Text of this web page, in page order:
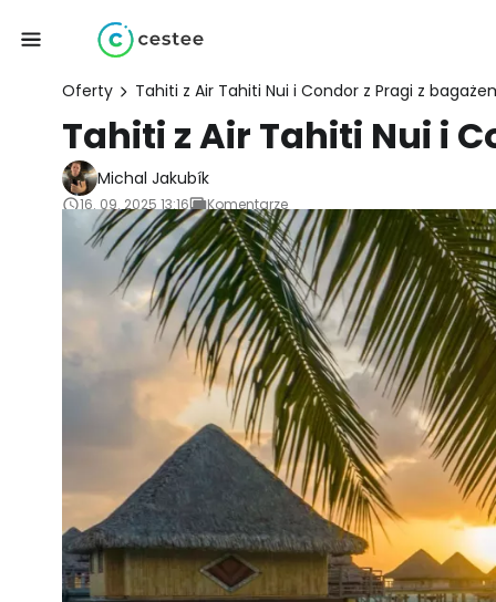
Oferty Tahiti z Air Tahiti Nui i Condor z Pragi z
Tahiti z Air Tahiti Nui i
Michal Jakubík
16. 09. 2025 13:16 Komentarze